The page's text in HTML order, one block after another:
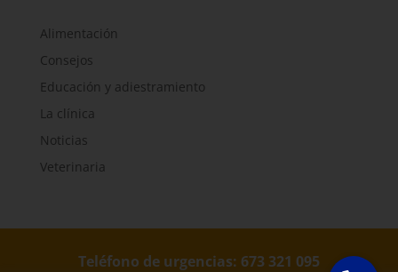
Alimentación
Consejos
Educación y adiestramiento
La clínica
Noticias
Veterinaria
Teléfono de urgencias: 673 321 095